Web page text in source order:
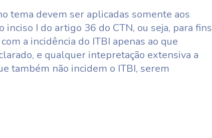
tema devem ser aplicadas somente aos
inciso I do artigo 36 do CTN, ou seja, para fins
a incidência do ITBI apenas ao que
e qualquer intepretação extensiva a
também não incidem o ITBI, serem